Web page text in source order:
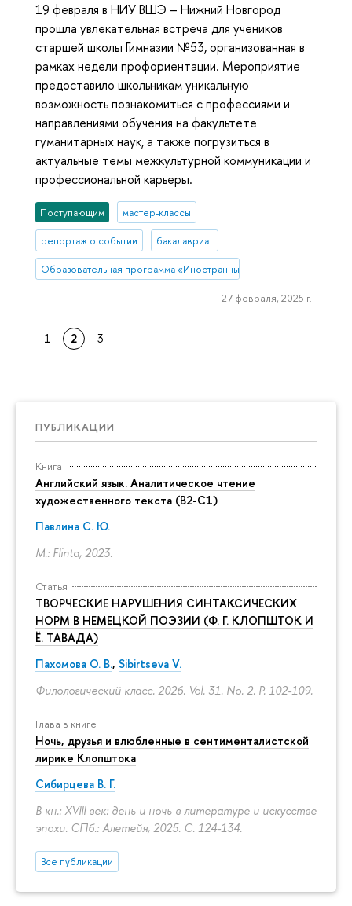
ПУБЛИКАЦИИ
Книга
Английский язык. Аналитическое чтение
художественного текста (B2-C1)
Павлина С. Ю.
M.: Flinta, 2023.
Статья
ТВОРЧЕСКИЕ НАРУШЕНИЯ СИНТАКСИЧЕСКИХ
НОРМ В НЕМЕЦКОЙ ПОЭЗИИ (Ф. Г. КЛОПШТОК И
Ё. ТАВАДА)
Пахомова О. В., Sibirtseva V.
Филологический класс. 2026. Vol. 31. No. 2. P. 102-109.
Глава в книге
Ночь, друзья и влюбленные в сентименталистской
лирике Клопштока
Сибирцева В. Г.
В кн.: XVIII век: день и ночь в литературе и искусстве
эпохи. СПб.: Алетейя, 2025. С. 124-134.
Все публикации
19 февраля в НИУ ВШЭ – Нижний Новгород
прошла увлекательная встреча для учеников
старшей школы Гимназии №53, организованная в
рамках недели профориентации. Мероприятие
предоставило школьникам уникальную
возможность познакомиться с профессиями и
направлениями обучения на факультете
гуманитарных наук, а также погрузиться в
актуальные темы межкультурной коммуникации и
профессиональной карьеры.
Поступающим мастер-классы
репортаж о событии бакалавриат
Образовательная программа «Иностранные языки и
27 февраля, 2025 г.
1 2 3